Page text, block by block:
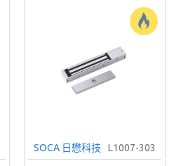
SOCA 日懋科技 L1007-303